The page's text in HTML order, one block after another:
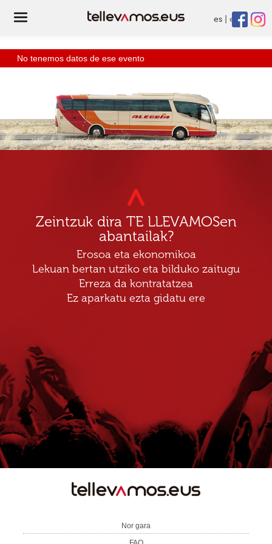
es eu
No tenemos datos de ese evento
Zeintzuk dira TE LLEVAMOSen
abantailak?
Erosoa eta ekonomikoa
Lekuan bertan utziko eta bilduko zaitugu
Erreza da kontratatzea
Ez aparkatu ezta gidatu ere
Nor gara